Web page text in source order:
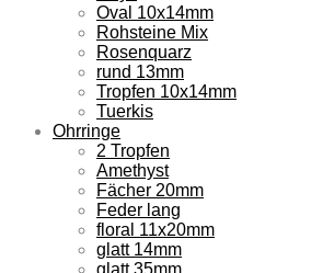
Oval 10x14mm
Rohsteine Mix
Rosenquarz
rund 13mm
Tropfen 10x14mm
Tuerkis
Ohrringe
2 Tropfen
Amethyst
Fächer 20mm
Feder lang
floral 11x20mm
glatt 14mm
glatt 35mm